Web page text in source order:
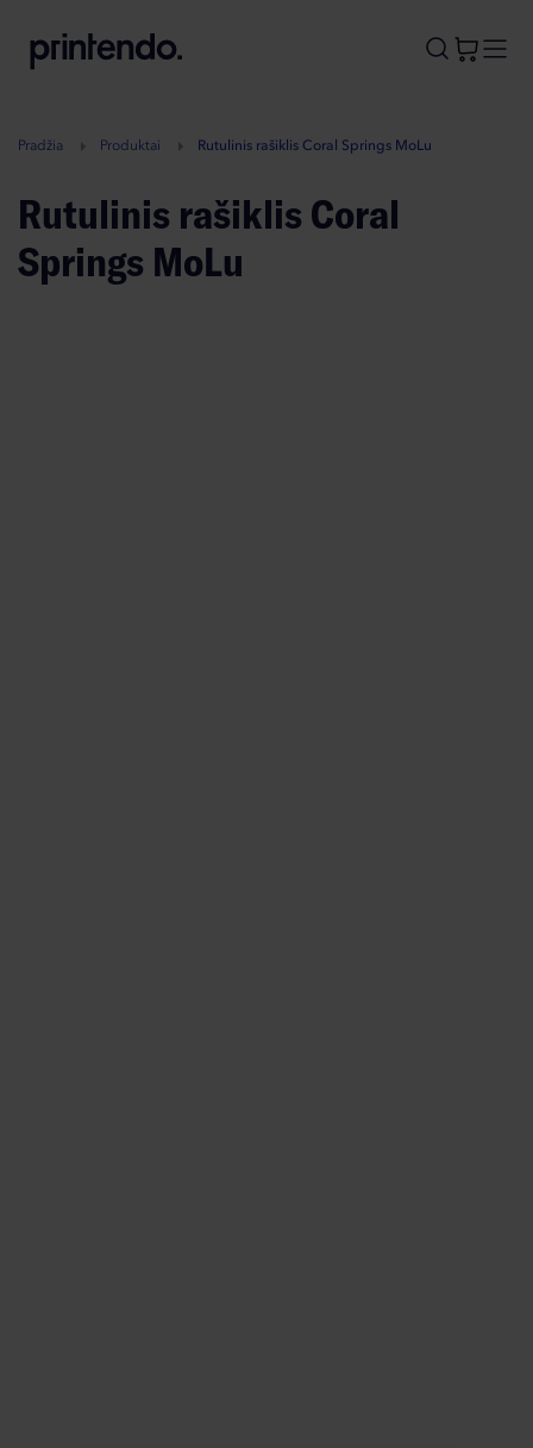
A
Pradžia Produktai Rutulinis rašiklis Coral Springs MoLu
Rutulinis rašiklis Coral
Springs MoLu